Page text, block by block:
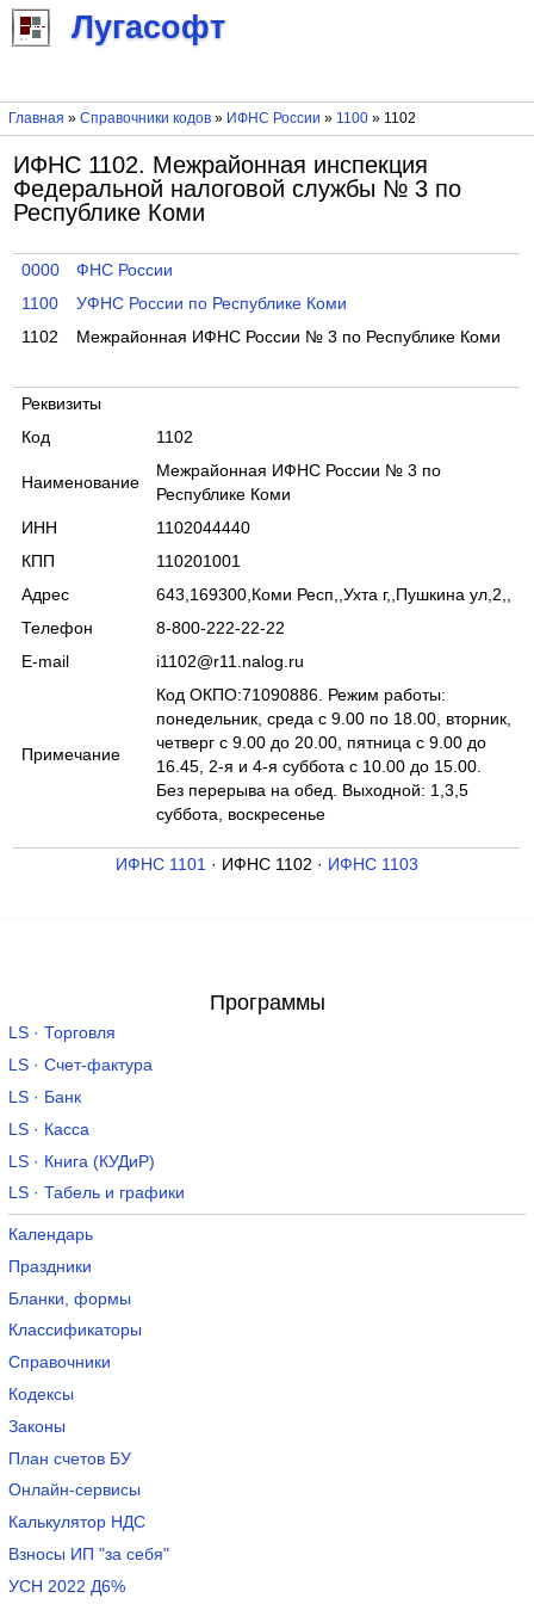
Лугасофт
Главная » Справочники кодов» ИФНС России » 1100» 1102
ИФНС 1102. Межрайонная инспекция
Федеральной налоговой службы № 3 по
Республике Коми
0000
ФНС России
1100
УФНС России по Республике Коми
1102
Межрайонная ИФНС России № 3 по Республике Коми
Реквизиты
Код
1102
Наименование
Межрайонная ИФНС России № 3 по
Республике Коми
ИНН
1102044440
КПП
110201001
Адрес
643,169300,Коми Респ,,Ухта г,,Пушкина ул,2,,
Телефон
8-800-222-22-22
E-mail
i1102@r11.nalog.ru
Примечание
Код ОКПО:71090886. Режим работы:
понедельник, среда с 9.00 по 18.00, вторник,
четверг с 9.00 до 20.00, пятница с 9.00 до
16.45, 2-я и 4-я суббота с 10.00 до 15.00.
Без перерыва на обед. Выходной: 1,3,5
суббота, воскресенье
ИФНС 1101· ИФНС 1102 · ИФНС 1103
Программы
LS · Торговля
LS · Счет-фактура
LS · Банк
LS · Касса
LS · Книга (КУДиР)
LS · Табель и графики
Календарь
Праздники
Бланки, формы
Классификаторы
Справочники
Кодексы
Законы
План счетов БУ
Онлайн-сервисы
Калькулятор НДС
Взносы ИП "за себя"
УСН 2022 Д6%